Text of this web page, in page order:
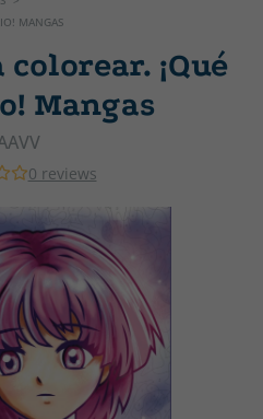
MANGAS
¡Qué
Mangas
0 reviews